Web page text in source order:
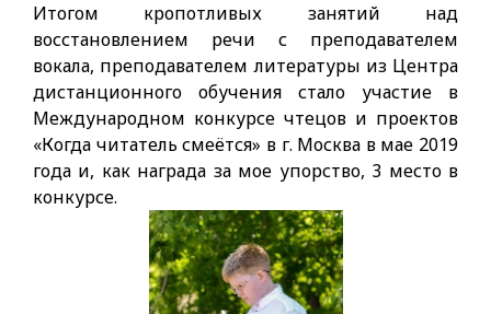
Итогом кропотливых занятий над
восстановлением речи с преподавателем
вокала, преподавателем литературы из Центра
дистанционного обучения стало участие в
Международном конкурсе чтецов и проектов
«Когда читатель смеётся» в г. Москва в мае 2019
года и, как награда за мое упорство, 3 место в
конкурсе.